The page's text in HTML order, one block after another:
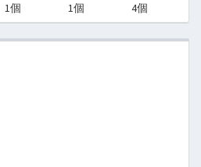
1個 1個 4個